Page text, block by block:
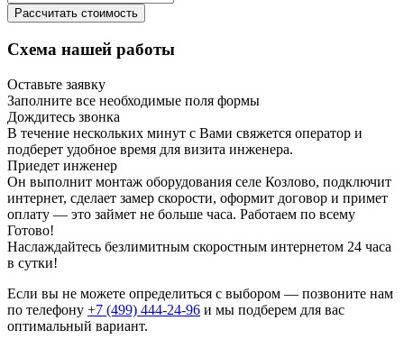
Рассчитать стоимость
Схема нашей работы
Оставьте заявку
Заполните все необходимые поля формы
Дождитесь звонка
В течение нескольких минут с Вами свяжется оператор и
подберет удобное время для визита инженера.
Приедет инженер
Он выполнит монтаж оборудования селе Козлово, подключит
интернет, сделает замер скорости, оформит договор и примет
оплату — это займет не больше часа. Работаем по всему
Готово!
Наслаждайтесь безлимитным скоростным интернетом 24 часа
в сутки!
Если вы не можете определиться с выбором — позвоните нам
по телефону +7 (499) 444-24-96 и мы подберем для вас
оптимальный вариант.